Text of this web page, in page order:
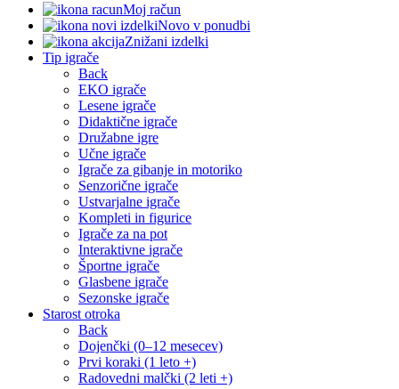
Moj račun
Novo v ponudbi
Znižani izdelki
Tip igrače
Back
EKO igrače
Lesene igrače
Didaktične igrače
Družabne igre
Učne igrače
Igrače za gibanje in motoriko
Senzorične igrače
Ustvarjalne igrače
Kompleti in figurice
Igrače za na pot
Interaktivne igrače
Športne igrače
Glasbene igrače
Sezonske igrače
Starost otroka
Back
Dojenčki (0–12 mesecev)
Prvi koraki (1 leto +)
Radovedni malčki (2 leti +)